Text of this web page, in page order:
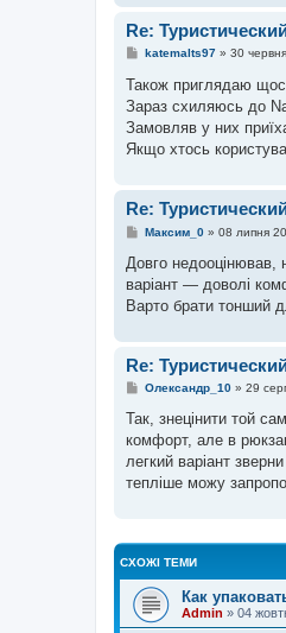
л
н
н
Re:
П
в
і
д
о
м
л
н
я
katemalts97» 30
Також приглядаю
Зараз схиляюсь до
Замовляв у них
Якщо хтось
Re:
П
в
д
о
м
е
н
я
Максим_0» 08 липня
Довго недооцінював,
варіант — доволі
Варто брати тонший
Re:
П
в
д
о
л
я
Олександр_10» 29
Так, знецінити той
комфорт, але в
легкий варіант
тепліше можу
СХОЖІ ТЕМИ
Как
Admin » 04